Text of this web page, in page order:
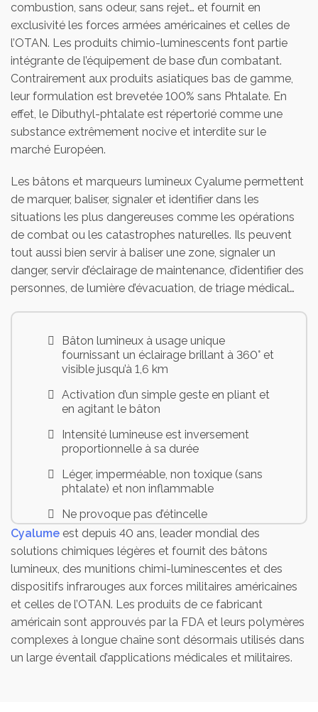
combustion, sans odeur, sans rejet… et fournit en
exclusivité les forces armées américaines et celles de
l’OTAN. Les produits chimio-luminescents font partie
intégrante de l’équipement de base d’un combatant.
Contrairement aux produits asiatiques bas de gamme,
leur formulation est brevetée 100% sans Phtalate. En
effet, le Dibuthyl-phtalate est répertorié comme une
substance extrêmement nocive et interdite sur le
marché Européen.
Les bâtons et marqueurs lumineux Cyalume permettent
de marquer, baliser, signaler et identifier dans les
situations les plus dangereuses comme les opérations
de combat ou les catastrophes naturelles. Ils peuvent
tout aussi bien servir à baliser une zone, signaler un
danger, servir d’éclairage de maintenance, d’identifier des
personnes, de lumière d’évacuation, de triage médical…
Bâton lumineux à usage unique
fournissant un éclairage brillant à 360° et
visible jusqu’à 1,6 km
Activation d’un simple geste en pliant et
en agitant le bâton
Intensité lumineuse est inversement
proportionnelle à sa durée
Léger, imperméable, non toxique (sans
phtalate) et non inflammable
Ne provoque pas d’étincelle
Ne génère aucune chaleur
Etanche et utilisable en plongée sous-
marine
Forme hexagonale pour empêcher le
bâton de rouler
Crochet passe-fil et œillet pour la fixation
à un câble ou une corde
Cyalume est depuis 40 ans, leader mondial des
solutions chimiques légères et fournit des bâtons
lumineux, des munitions chimi-luminescentes et des
dispositifs infrarouges aux forces militaires américaines
et celles de l’OTAN. Les produits de ce fabricant
américain sont approuvés par la FDA et leurs polymères
complexes à longue chaîne sont désormais utilisés dans
un large éventail d’applications médicales et militaires.